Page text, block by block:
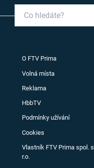
O FTV Prima
Volná místa
Reklama
HbbTV
Podmínky užívání
Cookies
Vlastník FTV Prima spol. s
r.o.